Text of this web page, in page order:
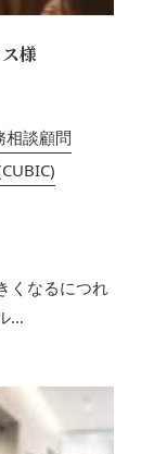
様
相談顧問
くなるにつれ
...